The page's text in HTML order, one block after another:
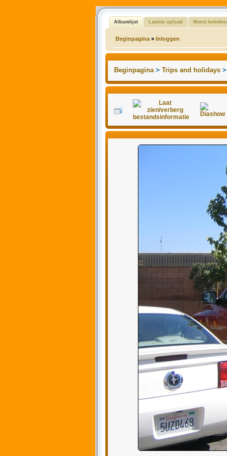
Albumlijst Laatste upload Meest bekeken
Beginpagina » Inloggen
Beginpagina> Trips and holidays >